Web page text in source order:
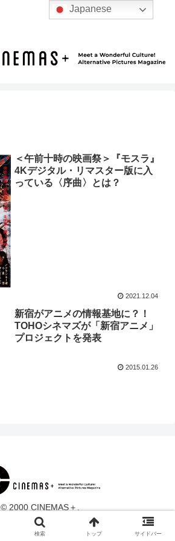
＜午前十時の映画祭＞『モスラ』
4Kデジタル・リマスター版に入
っている〈序曲〉とは？
2021.12.04
新宿がアニメの情報基地に？！
TOHOシネマズが「新宿アニメ」
プロジェクトを発表
2015.01.26
© 2000 CINEMAS＋.
検索 トップ サイドバー
Japanese